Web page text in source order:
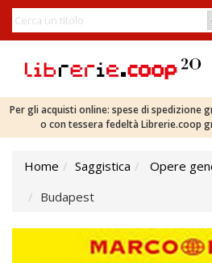
Per gli acquisti online: spese di spedizione
o con tessera fedeltà Librerie.coop
Home Saggistica
Opere
Budapest